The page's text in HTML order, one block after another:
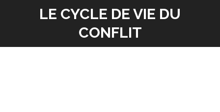
LE CYCLE DE VIE DU
CONFLIT